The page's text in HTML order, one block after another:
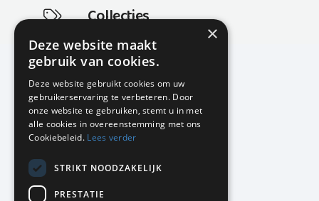
Collecties
Actuele en populaire collecties
KMP Kantoormeubilair
Airport Business Park
Frankfurtstraat 29-31
1175 RH Lijnden
020-617 01 26
info@kmpkantoormeubilair.nl
×
Deze website maakt
gebruik van cookies.
Deze website gebruikt cookies om uw
gebruikerservaring te verbeteren. Door
onze website te gebruiken, stemt u in met
alle cookies in overeenstemming met ons
Cookiebeleid. Lees verder
STRIKT NOODZAKELIJK
PRESTATIE